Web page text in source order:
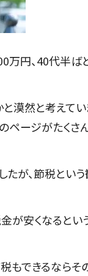
万円、40代半ば
漠然と考えてい
ページがたくさ
が、節税とい
が安くなるとい
もできるならそ